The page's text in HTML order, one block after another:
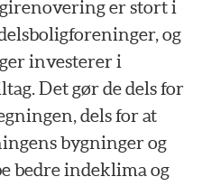
er stort i
og
investerer i
Det gør de dels for
dels for at
bygninger og
bedre indeklima og